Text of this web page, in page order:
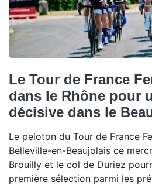
Le Tour de France
dans le Rhône pour
décisive dans le
Le peloton du Tour de France
Belleville-en-Beaujolais ce
Brouilly et le col de Duriez
première sélection parmi les